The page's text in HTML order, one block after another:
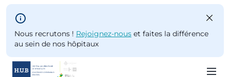
Skip to main content
Nous recrutons ! Rejoignez-nous et faites la différence
au sein de nos hôpitaux